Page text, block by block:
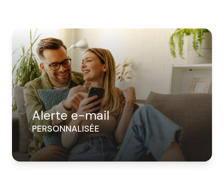
alerte e-mail
PERSONNALISÉE